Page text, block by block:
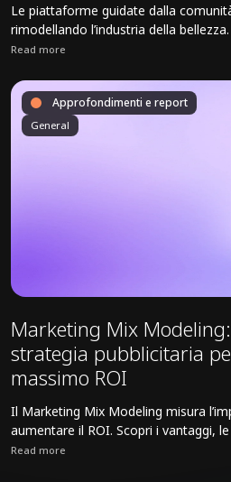
Le piattaforme guidate dalla
rimodellando l’industria della
intuizioni autentiche e guidate dai
Read more
Approfondimenti e report
General
Marketing Mix
strategia pubblicitaria
massimo ROI
Il Marketing Mix Modeling misura
aumentare il ROI. Scopri i vantaggi,
Cosmo5 guida le strategie
Read more